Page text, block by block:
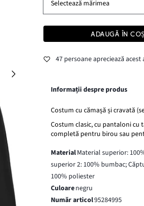
Selectează mărimea
ADAUGĂ ÎN COȘ
47 persoane apreciează acest
Informații despre produs
Costum cu cămașă și cravată
Costum clasic, cu pantaloni cu
completă pentru birou sau
MaterialMaterial superior:
superior 2: 100% bumbac;
100% poliester
Culoarenegru
Număr articol95284995